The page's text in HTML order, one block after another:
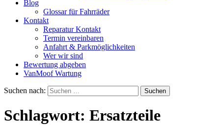
Blog
Glossar für Fahrräder
Kontakt
Reparatur Kontakt
Termin vereinbaren
Anfahrt & Parkmöglichkeiten
Wer wir sind
Bewertung abgeben
VanMoof Wartung
Suchen nach:
Schlagwort: Ersatzteile